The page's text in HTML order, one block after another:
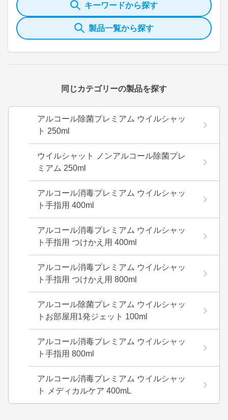
キーワードから探す
製品一覧から探す
同じカテゴリーの製品を探す
アルコール除菌プレミアム ウイルシャッ
ト 250ml
ウイルシャット ノンアルコール除菌プレ
ミアム 250ml
アルコール消毒プレミアム ウイルシャッ
ト手指用 400ml
アルコール消毒プレミアム ウイルシャッ
ト手指用 つけかえ用 400ml
アルコール消毒プレミアム ウイルシャッ
ト手指用 つけかえ用 800ml
アルコール除菌プレミアム ウイルシャッ
トお部屋用1発ジェット 100ml
アルコール消毒プレミアム ウイルシャッ
ト手指用 800ml
アルコール消毒プレミアム ウイルシャッ
ト メディカルケア 400mL